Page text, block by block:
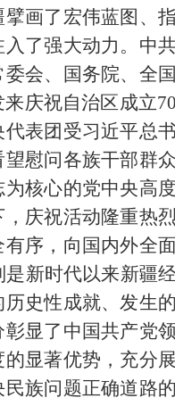
擘画了宏伟蓝图、
了强大动力。中共
会、国务院、全国
庆祝自治区成立70
代表团受习近平总
望慰问各族干部群
为核心的党中央高
，庆祝活动隆重热
序，向国内外全
是新时代以来新疆
历史性成就、发生
彰显了中国共产党
显著优势，充分
民族问题正确道路